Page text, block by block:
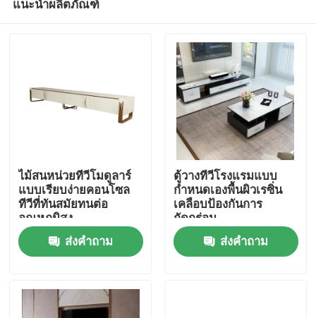
บ้าน
เกี่ยวกับเรา
แนะนำผลิตภัณฑ์
ไม้สนหน่วยทีวีโมดูลาร์
แบบเรียบง่ายคอนโซล
ทีวีที่ทันสมัยทนต่อ
อุณหภูมิสูง
ส่งคำถาม
ตู้วางทีวีโรงแรมแบบ
กำหนดเองพื้นผิวเรซิ่น
เคลือบป้องกันการ
กัดกร่อน
ส่งคำถาม